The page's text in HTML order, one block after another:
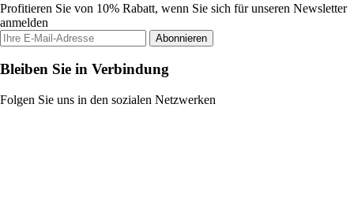
Profitieren Sie von 10% Rabatt, wenn Sie sich für unseren Newsletter
anmelden
Abonnieren
Bleiben Sie in Verbindung
Folgen Sie uns in den sozialen Netzwerken